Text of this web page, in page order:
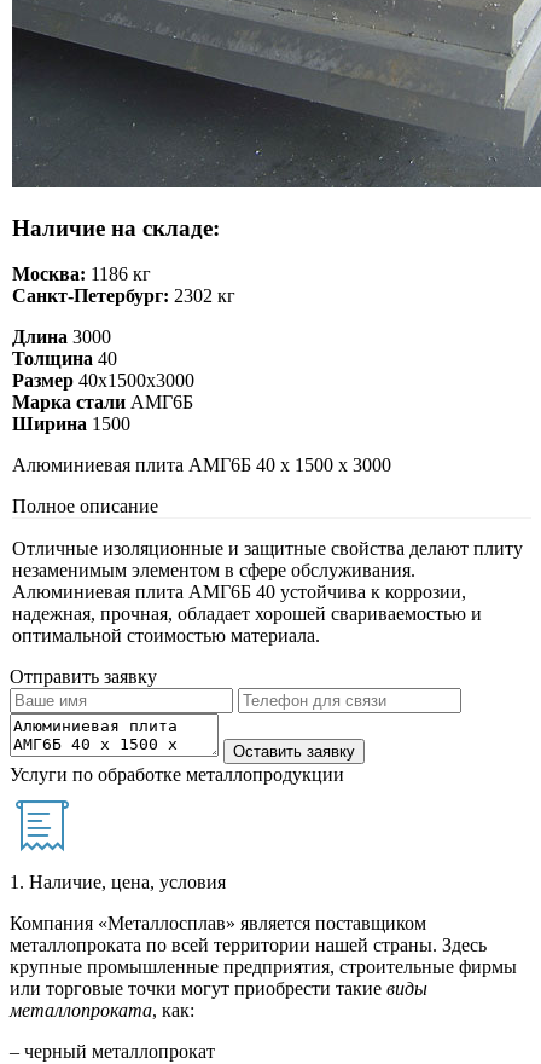
Наличие на складе:
Москва: 1186 кг
Санкт-Петербург: 2302 кг
Длина 3000
Толщина 40
Размер 40х1500х3000
Марка стали АМГ6Б
Ширина 1500
Алюминиевая плита АМГ6Б 40 х 1500 х 3000
Полное описание
Отличные изоляционные и защитные свойства делают плиту
незаменимым элементом в сфере обслуживания.
Алюминиевая плита АМГ6Б 40 устойчива к коррозии,
надежная, прочная, обладает хорошей свариваемостью и
оптимальной стоимостью материала.
Отправить заявку
Услуги по обработке металлопродукции
1. Наличие, цена, условия
Компания «Металлосплав» является поставщиком
металлопроката по всей территории нашей страны. Здесь
крупные промышленные предприятия, строительные фирмы
или торговые точки могут приобрести такие виды
металлопроката, как:
– черный металлопрокат